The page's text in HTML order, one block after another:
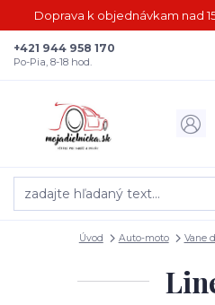
Doprava k objednávkam nad
+421 944 958 170
Po-Pia, 8-18 hod.
Úvod Auto-moto Vane